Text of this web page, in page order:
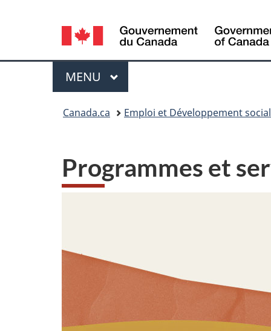
Sélection
de
la
langue
Menu
MENU PRINCIPAL
Canada.ca Emploi et Développement
Programmes et